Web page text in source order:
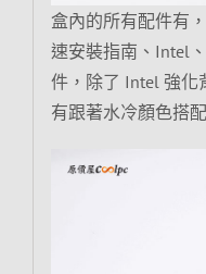
盒內的所有配件有
速安裝指南、Intel
件，除了 Intel 強化
有跟著水冷顏色搭配